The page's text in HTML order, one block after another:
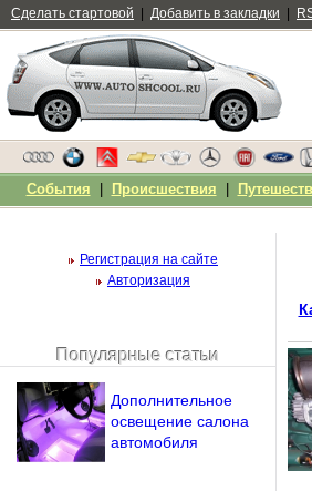
Регистрация на сайте
Авторизация
Напомнить пароль?
Популярные статьи
Дополнительное
освещение салона
автомобиля
Сделать стартовой Добавить в закладки
События Происшествия